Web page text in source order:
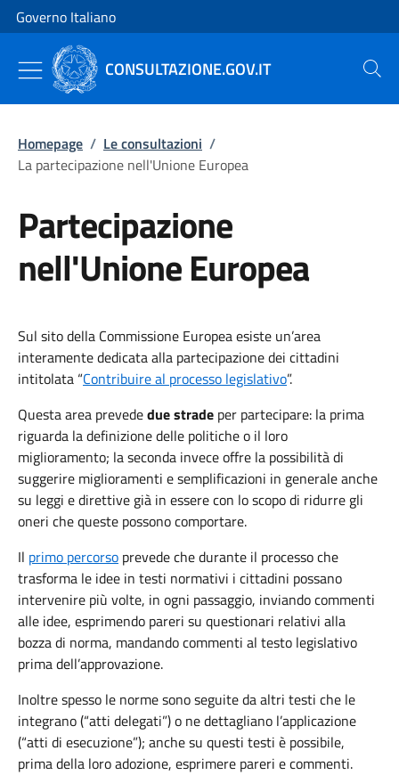
Vai al contenuto
Vai alla navigazione del sito
Governo Italiano
CONSULTAZIONE.GOV.IT Cerca
Homepage / Le consultazioni /
La partecipazione nell'Unione Europea
Partecipazione
nell'Unione Europea
Sul sito della Commissione Europea esiste un’area
interamente dedicata alla partecipazione dei cittadini
intitolata “Contribuire al processo legislativo”.
Questa area prevededue strade per partecipare: la prima
riguarda la definizione delle politiche o il loro
miglioramento; la seconda invece offre la possibilità di
suggerire miglioramenti e semplificazioni in generale anche
su leggi e direttive già in essere con lo scopo di ridurre gli
oneri che queste possono comportare.
Il primo percorso prevede che durante il processo che
trasforma le idee in testi normativi i cittadini possano
intervenire più volte, in ogni passaggio, inviando commenti
alle idee, esprimendo pareri su questionari relativi alla
bozza di norma, mandando commenti al testo legislativo
prima dell’approvazione.
Inoltre spesso le norme sono seguite da altri testi che le
integrano (“atti delegati”) o ne dettagliano l’applicazione
(“atti di esecuzione”); anche su questi testi è possibile,
prima della loro adozione, esprimere pareri e commenti.